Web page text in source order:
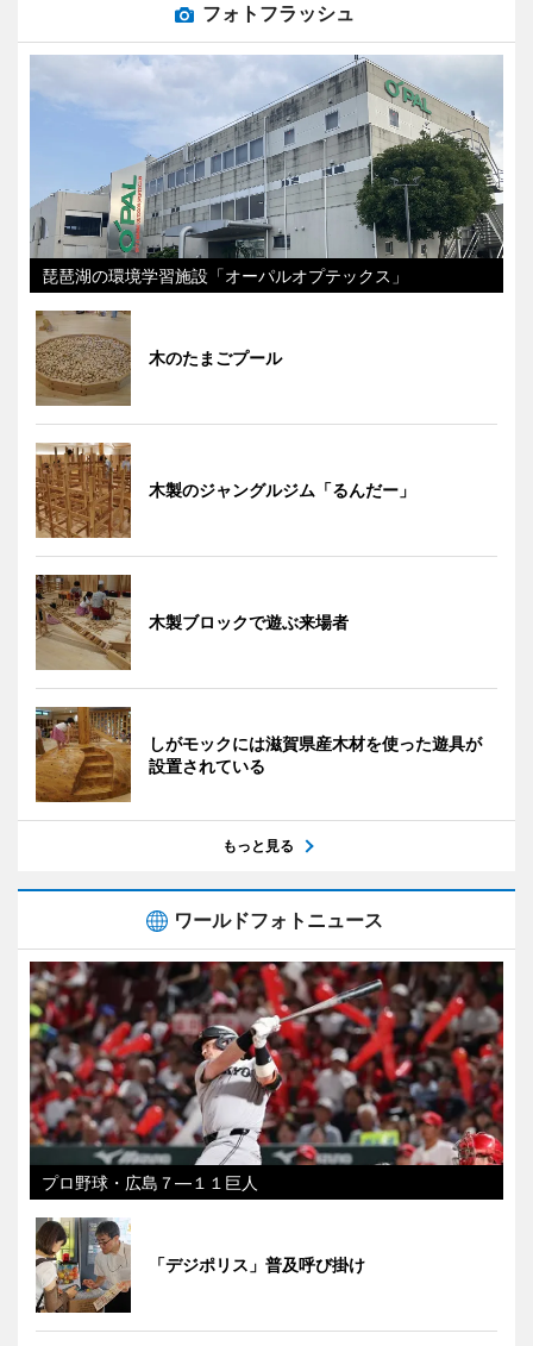
フォトフラッシュ
琵琶湖の環境学習施設「オーパルオプテックス」
木のたまごプール
木製のジャングルジム「るんだー」
木製ブロックで遊ぶ来場者
しがモックには滋賀県産木材を使った遊具が
設置されている
もっと見る
ワールドフォトニュース
プロ野球・広島７―１１巨人
「デジポリス」普及呼び掛け